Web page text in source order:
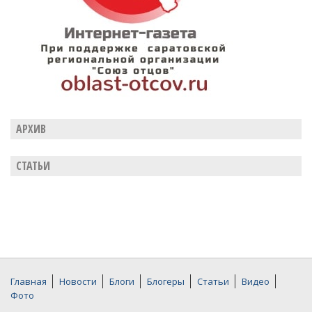
АРХИВ
СТАТЬИ
Главная Новости Блоги Блогеры Статьи
Видео
Фото